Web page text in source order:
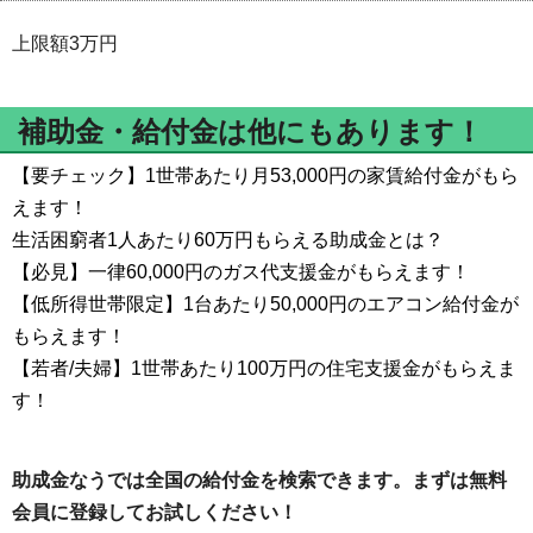
上限額3万円
補助金・給付金は他にもあります！
【要チェック】1世帯あたり月53,000円の家賃給付金がもら
えます！
生活困窮者1人あたり60万円もらえる助成金とは？
【必見】一律60,000円のガス代支援金がもらえます！
【低所得世帯限定】1台あたり50,000円のエアコン給付金が
もらえます！
【若者/夫婦】1世帯あたり100万円の住宅支援金がもらえま
す！
助成金なうでは全国の給付金を検索できます。まずは無料
会員に登録してお試しください！